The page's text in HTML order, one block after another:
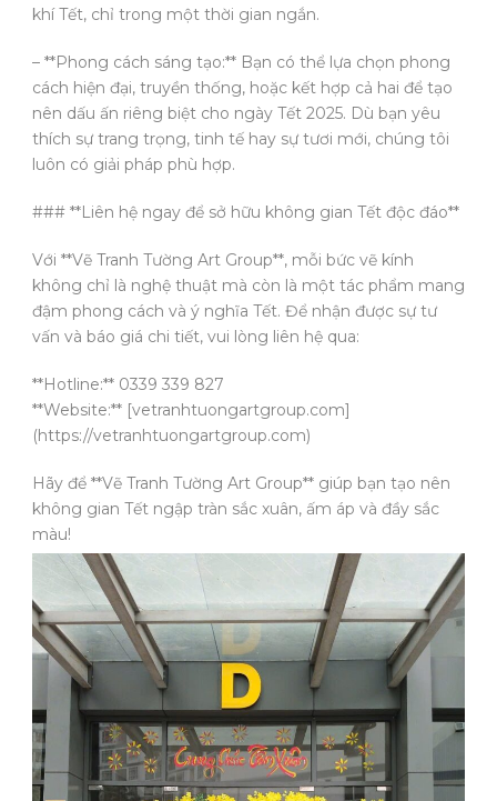
khí Tết, chỉ trong một thời gian ngắn.
– **Phong cách sáng tạo:** Bạn có thể lựa chọn phong
cách hiện đại, truyền thống, hoặc kết hợp cả hai để tạo
nên dấu ấn riêng biệt cho ngày Tết 2025. Dù bạn yêu
thích sự trang trọng, tinh tế hay sự tươi mới, chúng tôi
luôn có giải pháp phù hợp.
### **Liên hệ ngay để sở hữu không gian Tết độc đáo**
Với **Vẽ Tranh Tường Art Group**, mỗi bức vẽ kính
không chỉ là nghệ thuật mà còn là một tác phẩm mang
đậm phong cách và ý nghĩa Tết. Để nhận được sự tư
vấn và báo giá chi tiết, vui lòng liên hệ qua:
**Hotline:** 0339 339 827
**Website:** [vetranhtuongartgroup.com]
(https://vetranhtuongartgroup.com)
Hãy để **Vẽ Tranh Tường Art Group** giúp bạn tạo nên
không gian Tết ngập tràn sắc xuân, ấm áp và đầy sắc
màu!